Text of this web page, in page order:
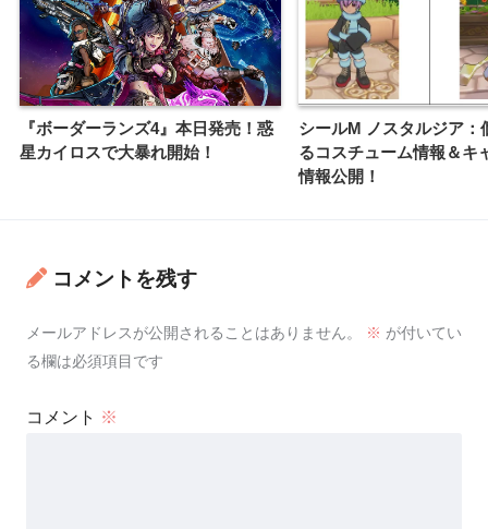
『ボーダーランズ4』本日発売！惑
星カイロスで大暴れ開始！
シールM ノスタルジア：
るコスチューム情報＆キ
情報公開！
コメントを残す
メールアドレスが公開されることはありません。 ※ が付いてい
る欄は必須項目です
コメント ※